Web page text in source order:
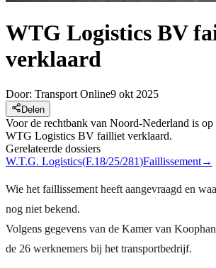
WTG Logistics BV
verklaard
Door: Transport Online9 okt 2025
Delen
Voor de rechtbank van Noord-Nederland is
WTG Logistics BV failliet verklaard.
Gerelateerde dossiers
W.T.G. Logistics(F.18/25/281)Faillissement→
Wie het faillissement heeft aangevraagd en
nog niet bekend.
Volgens gegevens van de Kamer van
de 26 werknemers bij het transportbedrijf.